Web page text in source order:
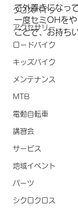
クロスバイク
アクセサリー
ロードバイク
キッズバイク
メンテナンス
MTB
電動自転車
講習会
サービス
地域イベント
パーツ
シクロクロス
で外置きになっ
一度セミOHを
ことで、お持ち